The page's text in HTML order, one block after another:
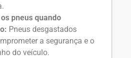
pneus quando
Pneus desgastados
a segurança e o
do veículo.